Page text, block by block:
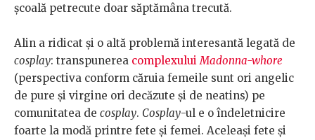
școală petrecute doar săptămâna trecută.
Alin a ridicat și o altă problemă interesantă legată de
cosplay: transpunerea complexuluiMadonna-whore
(perspectiva conform căruia femeile sunt ori angelic
de pure și virgine ori decăzute și de neatins) pe
comunitatea de cosplay. Cosplay-ul e o îndeletnicire
foarte la modă printre fete și femei. Aceleași fete și